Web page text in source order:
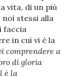
vita, di un più
stessi alla
faccia
in cui vi è la
comprendere a
di gloria
è la